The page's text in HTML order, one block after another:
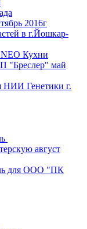
2016г
в г.Йошкар-
Кухни
"Бреслер" май
НИИ Генетики г.
август
для ООО "ПК